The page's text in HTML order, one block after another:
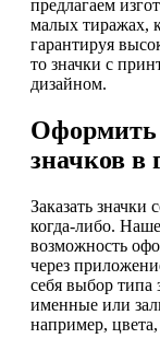
предлагаем
малых тиражах,
гарантируя
то значки с
дизайном.
Оформить
значков в
Заказать
когда-либо.
возможность
через
себя выбор типа
именные или
например,